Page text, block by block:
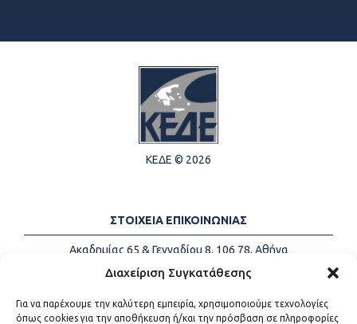
Διαχείριση Συγκατάθεσης
Για να παρέχουμε την καλύτερη εμπειρία, χρησιμοποιούμε τεχνολογίες
όπως cookies για την αποθήκευση ή/και την πρόσβαση σε πληροφορίες
ΚΕΔΕ © 2026
ΣΤΟΙΧΕΙΑ ΕΠΙΚΟΙΝΩΝΙΑΣ
Ακαδημίας 65 & Γενναδίου 8, 106 78, Αθήνα
Τηλέφωνα:
+30 213-2147500
Email:
info@kede.gr